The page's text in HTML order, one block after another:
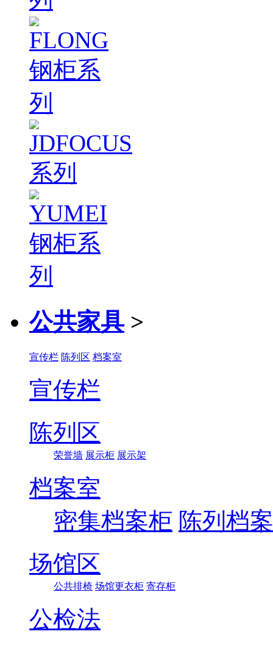
公共家具 >
宣传栏 陈列区 档案室
宣传栏
陈列区
荣誉墙 展示柜 展示架
档案室
密集档案柜 陈列档
场馆区
公共排椅 场馆更衣柜 寄存柜
公检法